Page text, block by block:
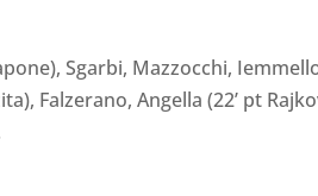
Sgarbi, Mazzocchi,
Falzerano, Angella (22’ pt